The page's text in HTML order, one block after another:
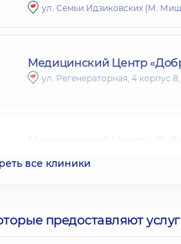
ул. Семьи Идзиковских (М.
Медицинский Центр
ул. Регенераторная, 4 корпус 8,
Медицинский Центр
все клиники
предоставляют